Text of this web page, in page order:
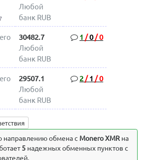
Любой
банк RUB
30482.7
Любой
банк RUB
1 /0/0
29507.1
Любой
банк RUB
2 / 1 /0
направлению обмена c Monero XMRна
5надежных обменных пунктов с